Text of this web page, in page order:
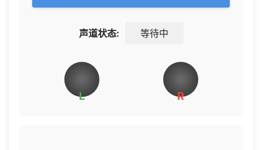
声道状态: 等待中
L R